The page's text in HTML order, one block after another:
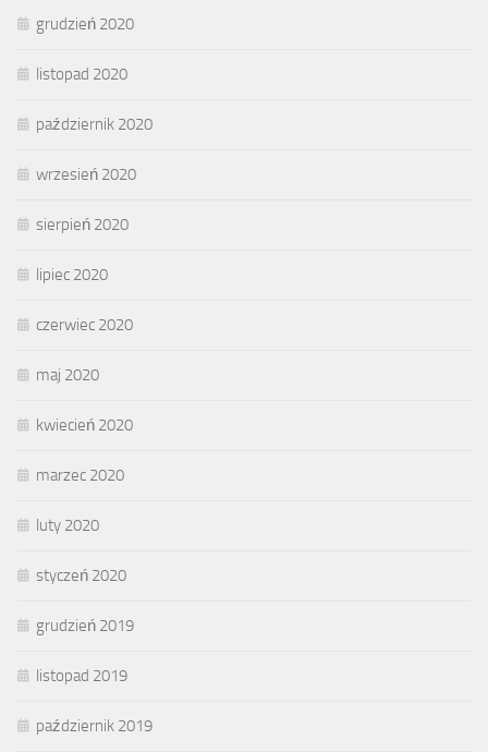
grudzień 2020
listopad 2020
październik 2020
wrzesień 2020
sierpień 2020
lipiec 2020
czerwiec 2020
maj 2020
kwiecień 2020
marzec 2020
luty 2020
styczeń 2020
grudzień 2019
listopad 2019
październik 2019